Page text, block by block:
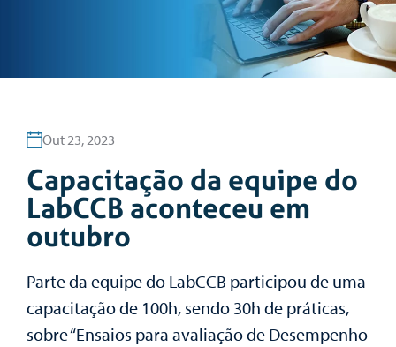
Out 23, 2023
Capacitação da equipe do
LabCCB aconteceu em
outubro
Parte da equipe do LabCCB participou de uma
capacitação de 100h, sendo 30h de práticas,
sobre “Ensaios para avaliação de Desempenho